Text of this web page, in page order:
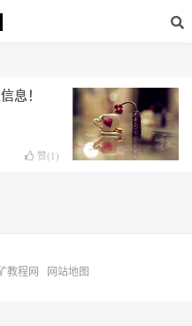
息！
赞(1 )
教程网 网站地图